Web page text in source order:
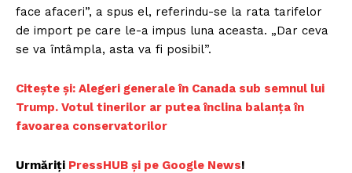
face afaceri”, a spus el, referindu-se la rata tarifelor
de import pe care le-a impus luna aceasta. „Dar ceva
se va întâmpla, asta va fi posibil”.
Citește și: Alegeri generale în Canada sub semnul lui
Trump. Votul tinerilor ar putea înclina balanța în
favoarea conservatorilor
Urmăriți PressHUB și pe Google News!